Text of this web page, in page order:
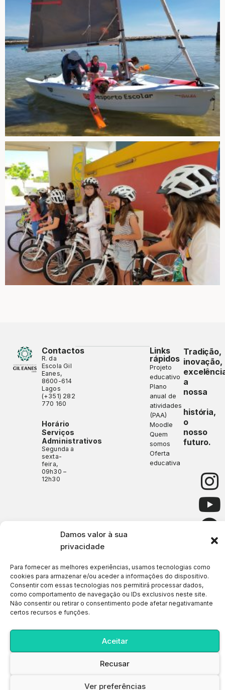
Damos valor à sua
privacidade
Para fornecer as melhores experiências, usamos tecnologias como
cookies para armazenar e/ou aceder a informações do dispositivo.
Consentir com essas tecnologias nos permitirá processar dados,
como comportamento de navegação ou IDs exclusivos neste site.
Não consentir ou retirar o consentimento pode afetar negativamante
certos recursos e funções.
Aceitar
Recusar
Ver preferências
Contactos
R. da
Escola Gil
Eanes,
8600-614
Lagos
(+351) 282
770 160
Horário
Serviços
Administrativos
Segunda a
sexta-
feira,
09h30 –
12h30
Links
rápidos
Projeto
educativo
Plano
anual de
atividades
(PAA)
Moodle
Quem
somos
Oferta
educativa
Tradição,
inovação,
a
nossa
história,
o
nosso
futuro.
© 2025 All rights Reserved. Design by Francisco Espada & Officina
Noctua
Mapa do sítio Política de Privacidade Política de Cookies (UE)